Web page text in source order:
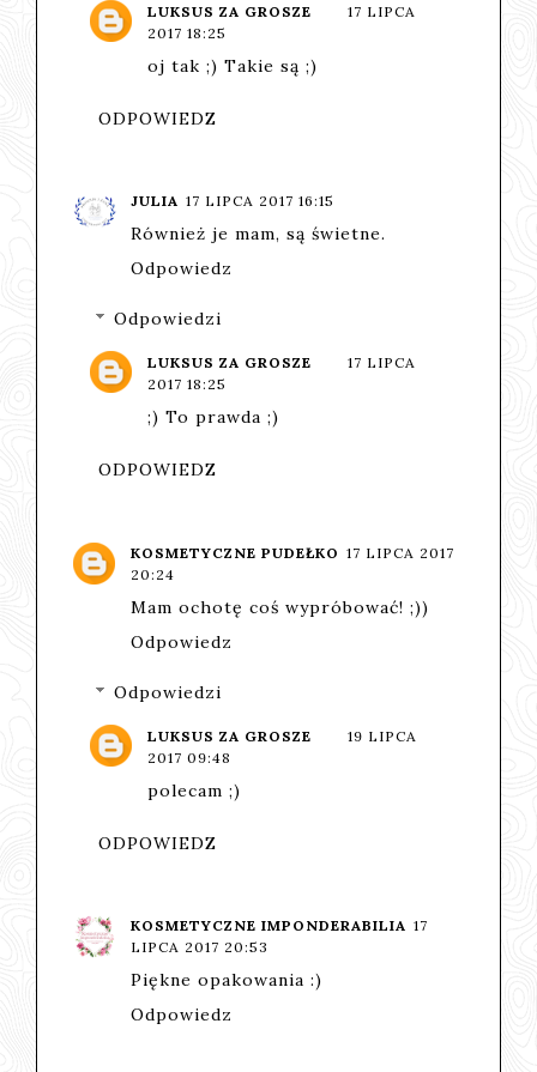
LUKSUS ZA GROSZE
17 LIPCA
2017 18:25
oj tak ;) Takie są ;)
ODPOWIEDZ
JULIA 17 LIPCA 2017 16:15
Również je mam, są świetne.
Odpowiedz
Odpowiedzi
LUKSUS ZA GROSZE
17 LIPCA
2017 18:25
;) To prawda ;)
ODPOWIEDZ
KOSMETYCZNE PUDEŁKO 17 LIPCA 2017
20:24
Mam ochotę coś wypróbować! ;))
Odpowiedz
Odpowiedzi
LUKSUS ZA GROSZE
19 LIPCA
2017 09:48
polecam ;)
ODPOWIEDZ
KOSMETYCZNE IMPONDERABILIA 17
LIPCA 2017 20:53
Piękne opakowania :)
Odpowiedz